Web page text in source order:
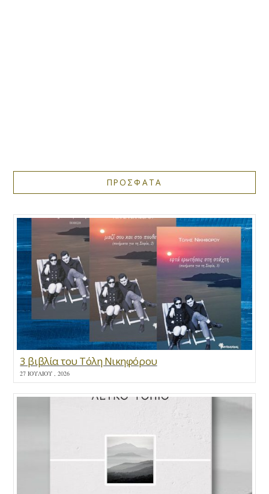
ΠΡΟΣΦΑΤΑ
3 βιβλία του Τόλη Νικηφόρου
27 ΙΟΥΛΊΟΥ , 2026